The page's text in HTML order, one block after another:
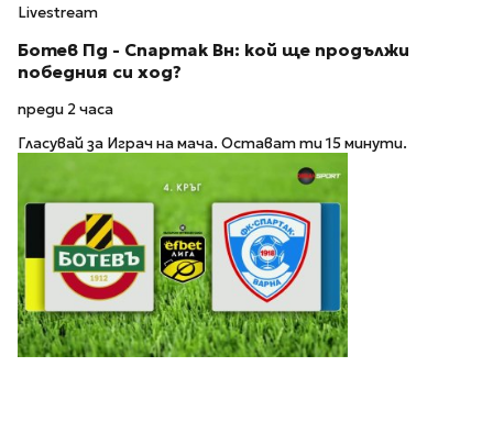
Livestream
Ботев Пд - Спартак Вн: кой ще продължи
победния си ход?
преди 2 часа
Гласувай за Играч на мача. Остават ти 15 минути.